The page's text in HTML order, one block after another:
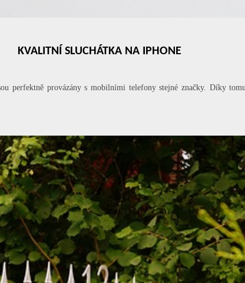
KVALITNÍ SLUCHÁTKA NA IPHONE
perfektně provázány s mobilními telefony stejné značky. Díky